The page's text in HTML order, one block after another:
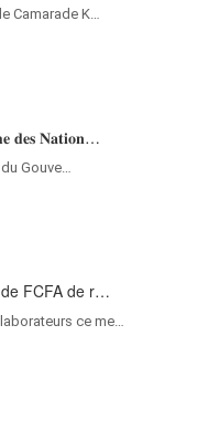
Camarade K…
𝐝𝐞𝐬 𝐍𝐚𝐭𝐢𝐨𝐧…
Gouve…
FCFA de r…
ce me…